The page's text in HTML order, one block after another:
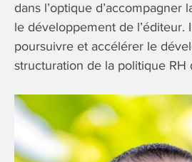
dans l’optique d’accompagner
le développement de l’éditeur.
poursuivre et accélérer le
structuration de la politique RH